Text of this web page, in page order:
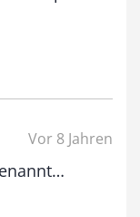
Vor 8 Jahren